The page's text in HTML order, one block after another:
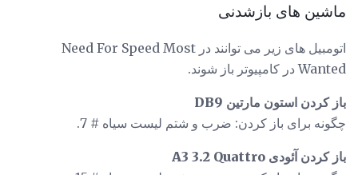
ماشین های بازشدنی
اتومبیل های زیر می توانند در Need For Speed ​​Most
Wanted در کامپیوتر باز شوند.
باز کردن استون مارتین DB9
چگونه برای باز کردن: ضرب و شتم لیست سیاه # 7.
باز کردن آئودی A3 3.2 Quattro